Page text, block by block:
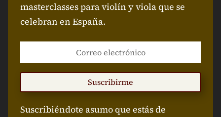
masterclasses para violín y viola que se
celebran en España.
Suscribirme
Suscribiéndote asumo que estás de